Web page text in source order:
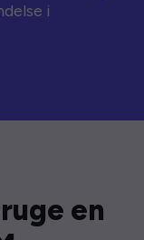
i
en